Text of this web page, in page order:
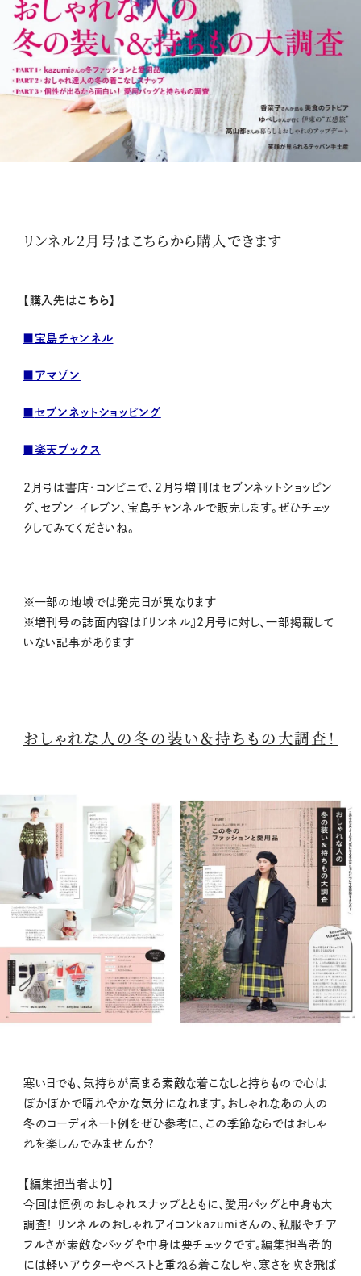
リンネル2月号はこちらから購入できます
【購入先はこちら】
■宝島チャンネル
■アマゾン
セブンネットショッピング
■楽天ブックス
2月号は書店・コンビニで、2月号増刊 はセブンネットショッピン
グ、セブン-イレブン、宝島チャンネルで販売します。 ぜひチェッ
クしてみてくださいね。
※一部の地域では発売日が異なります
※増刊号の誌面内容は『リンネル』2月号に対し、一部掲載して
いない記事があります
おしゃれな人の冬の装い＆持ちもの大調査！
寒い日でも、気持ちが高まる素敵な着こなしと持ちもので心は
ぽかぽかで晴れやかな気分になれます。おしゃれなあの人の
冬のコーディネート例をぜひ参考に、この季節ならではおしゃ
れを楽しんでみませんか？
【編集担当者より】
今回は恒例のおしゃれスナップとともに、愛用バッグと中身も大
調査！ リンネルのおしゃれアイコンkazumiさんの、私服やチア
フルさが素敵なバッグや中身は要チェックです。編集担当者的
には軽いアウターやベストと重ねる着こなしや、寒さを吹き飛ば